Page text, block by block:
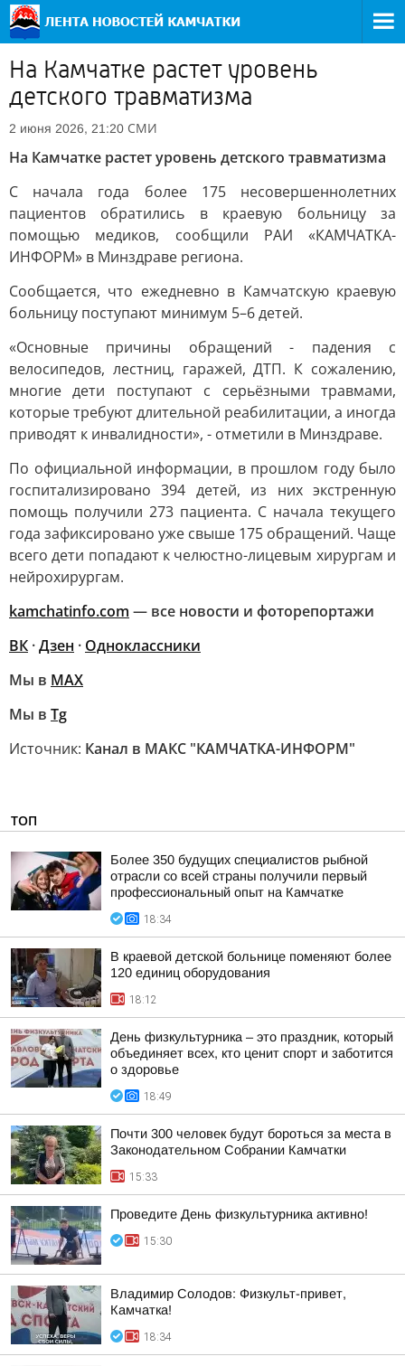
На Камчатке растет уровень
детского травматизма
2 июня 2026, 21:20 СМИ
На Камчатке растет уровень детского травматизма
С начала года более 175 несовершеннолетних
пациентов обратились в краевую больницу за
помощью медиков, сообщили РАИ «КАМЧАТКА-
ИНФОРМ» в Минздраве региона.
Сообщается, что ежедневно в Камчатскую краевую
больницу поступают минимум 5–6 детей.
«Основные причины обращений - падения с
велосипедов, лестниц, гаражей, ДТП. К сожалению,
многие дети поступают с серьёзными травмами,
которые требуют длительной реабилитации, а иногда
приводят к инвалидности», - отметили в Минздраве.
По официальной информации, в прошлом году было
госпитализировано 394 детей, из них экстренную
помощь получили 273 пациента. С начала текущего
года зафиксировано уже свыше 175 обращений. Чаще
всего дети попадают к челюстно-лицевым хирургам и
нейрохирургам.
kamchatinfo.com — все новости и фоторепортажи
ВК ·Дзен · Одноклассники
Мы в МАХ
Мы в Tg
Источник: Канал в МАКС "КАМЧАТКА-ИНФОРМ"
ТОП
Более 350 будущих специалистов рыбной
отрасли со всей страны получили первый
профессиональный опыт на Камчатке
18:34
В краевой детской больнице поменяют более
120 единиц оборудования
18:12
День физкультурника – это праздник, который
объединяет всех, кто ценит спорт и заботится
о здоровье
18:49
Почти 300 человек будут бороться за места в
Законодательном Собрании Камчатки
15:33
Проведите День физкультурника активно!
15:30
Владимир Солодов: Физкульт-привет,
Камчатка!
18:34